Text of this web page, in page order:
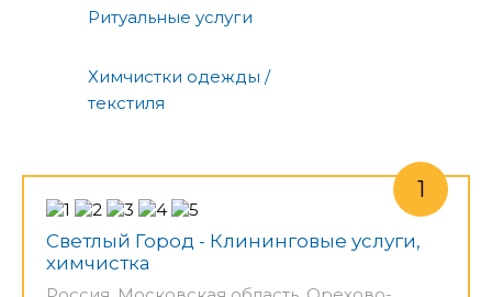
Ритуальные услуги
Химчистки одежды /
текстиля
Светлый Город - Клининговые услуги,
химчистка